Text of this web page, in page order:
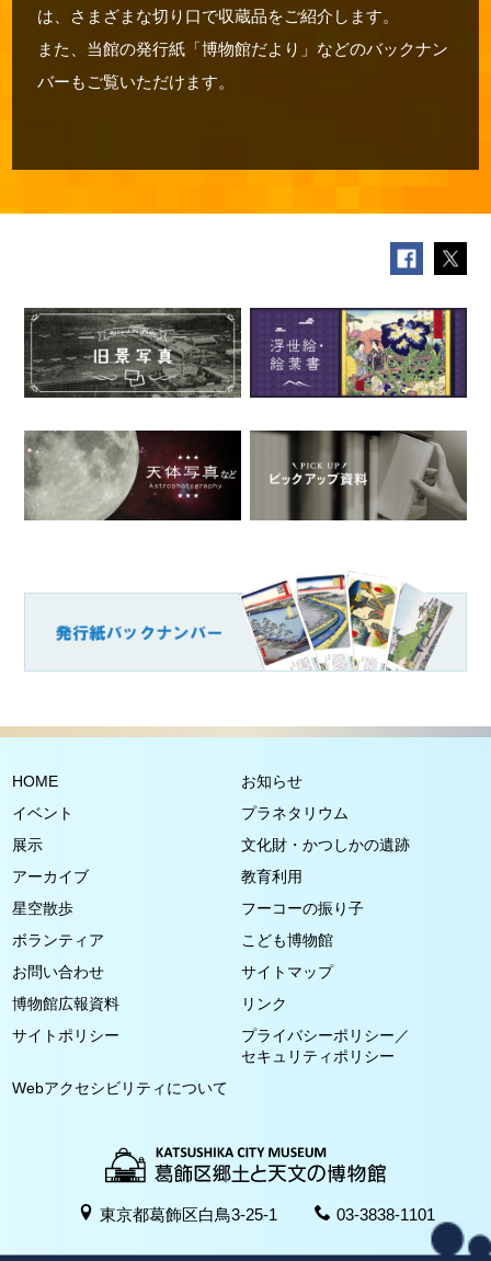
は、さまざまな切り口で収蔵品をご紹介します。
また、当館の発行紙「博物館だより」などのバックナン
バーもご覧いただけます。
HOME
お知らせ
イベント
プラネタリウム
展示
文化財・かつしかの遺跡
アーカイブ
教育利用
星空散歩
フーコーの振り子
ボランティア
こども博物館
お問い合わせ
サイトマップ
博物館広報資料
リンク
サイトポリシー
プライバシーポリシー／
セキュリティポリシー
Webアクセシビリティについて
東京都葛飾区白鳥3-25-1 03-3838-1101